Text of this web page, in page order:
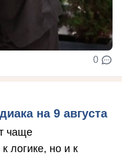
0
на 9 августа
чаще
логике, но и к